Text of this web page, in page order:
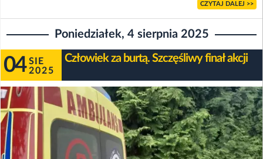
CZYTAJ DALEJ >>
Poniedziałek, 4 sierpnia 2025
04 SIE
2025
Człowiek za burtą. Szczęśliwy finał akcji